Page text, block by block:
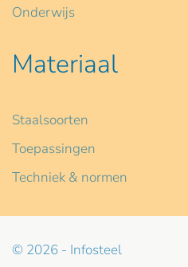
Onderwijs
Materiaal
Staalsoorten
Toepassingen
Techniek & normen
© 2026 - Infosteel